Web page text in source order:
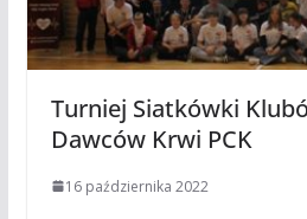
Turniej Siatkówki
Dawców Krwi PCK
16 października 2022